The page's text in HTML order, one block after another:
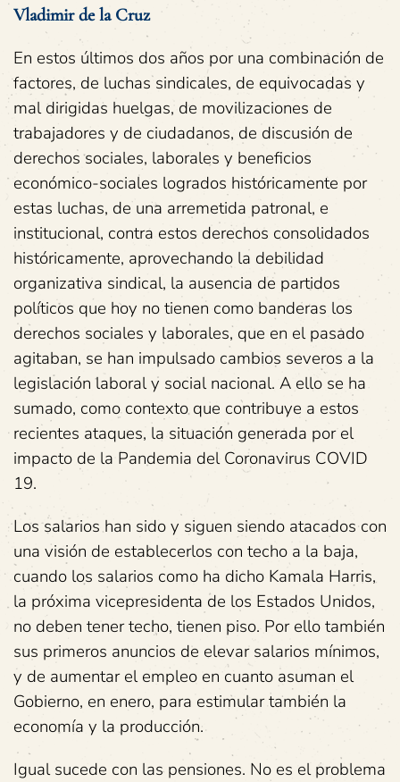
Vladimir de la Cruz
En estos últimos dos años por una combinación de
factores, de luchas sindicales, de equivocadas y
mal dirigidas huelgas, de movilizaciones de
trabajadores y de ciudadanos, de discusión de
derechos sociales, laborales y beneficios
económico-sociales logrados históricamente por
estas luchas, de una arremetida patronal, e
institucional, contra estos derechos consolidados
históricamente, aprovechando la debilidad
organizativa sindical, la ausencia de partidos
políticos que hoy no tienen como banderas los
derechos sociales y laborales, que en el pasado
agitaban, se han impulsado cambios severos a la
legislación laboral y social nacional. A ello se ha
sumado, como contexto que contribuye a estos
recientes ataques, la situación generada por el
impacto de la Pandemia del Coronavirus COVID
19.
Los salarios han sido y siguen siendo atacados con
una visión de establecerlos con techo a la baja,
cuando los salarios como ha dicho Kamala Harris,
la próxima vicepresidenta de los Estados Unidos,
no deben tener techo, tienen piso. Por ello también
sus primeros anuncios de elevar salarios mínimos,
y de aumentar el empleo en cuanto asuman el
Gobierno, en enero, para estimular también la
economía y la producción.
Igual sucede con las pensiones. No es el problema